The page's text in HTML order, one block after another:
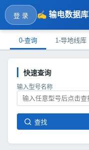
登 录 ✍️ 输电数据库
0-查询 1-导地线库
快速查询
输入型号名称
查找
👋
客服，有什么可以帮您？